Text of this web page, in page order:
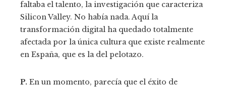
faltaba el talento, la investigación que caracteriza
Silicon Valley. No había nada. Aquí la
transformación digital ha quedado totalmente
afectada por la única cultura que existe realmente
en España, que es la del pelotazo.
P. En un momento, parecía que el éxito de